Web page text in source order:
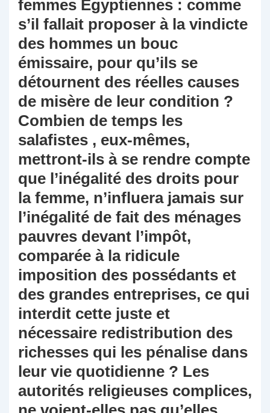
femmes Egyptiennes : comme
s’il fallait proposer à la vindicte
des hommes un bouc
émissaire, pour qu’ils se
détournent des réelles causes
de misère de leur condition ?
Combien de temps les
salafistes , eux-mêmes,
mettront-ils à se rendre compte
que l’inégalité des droits pour
la femme, n’influera jamais sur
l’inégalité de fait des ménages
pauvres devant l’impôt,
comparée à la ridicule
imposition des possédants et
des grandes entreprises, ce qui
interdit cette juste et
nécessaire redistribution des
richesses qui les pénalise dans
leur vie quotidienne ? Les
autorités religieuses complices,